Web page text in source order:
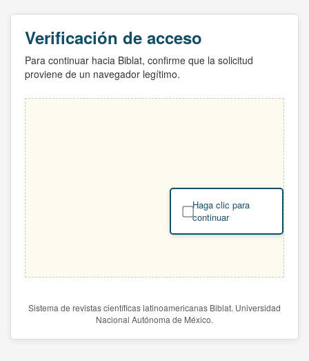
Verificación de acceso
Para continuar hacia Biblat, confirme que la solicitud
proviene de un navegador legítimo.
Haga clic para
continuar
Sistema de revistas científicas latinoamericanas Biblat. Universidad
Nacional Autónoma de México.